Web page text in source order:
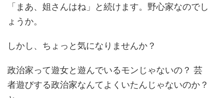
「まあ、姐さんはね」と続けます。野心家なのでし
ょうか。
しかし、ちょっと気になりませんか？
政治家って遊女と遊んでいるモンじゃないの？ 芸
者遊びする政治家なんてよくいたんじゃないのか？